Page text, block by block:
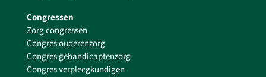
Congressen
Zorg congressen
Congres ouderenzorg
Congres gehandicaptenzorg
Congres verpleegkundigen